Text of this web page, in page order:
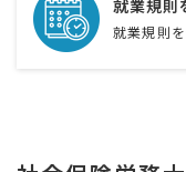
就業規則
就業規則